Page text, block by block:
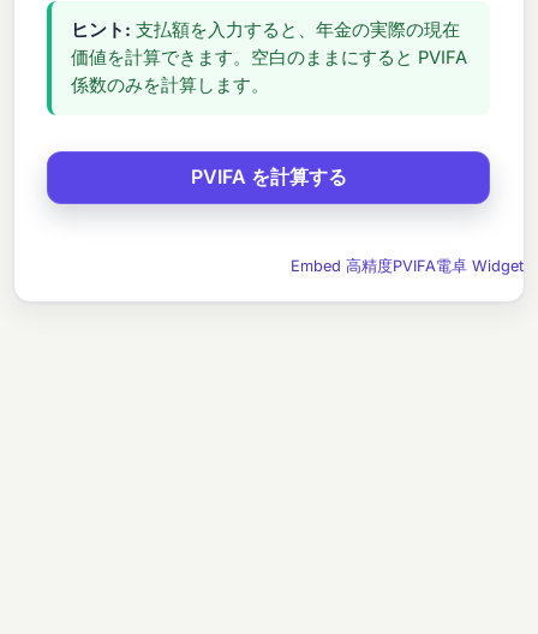
ヒント: 支払額を入力すると、年金の実際の現在
価値を計算できます。空白のままにすると PVIFA
係数のみを計算します。
Embed 高精度PVIFA電卓 Widget